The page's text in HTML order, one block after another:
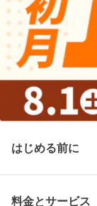
はじめる前に
料金とサービス